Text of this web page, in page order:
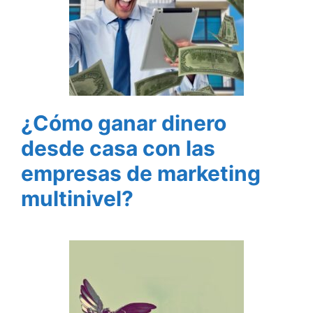
¿Cómo ganar dinero
desde casa con las
empresas de marketing
multinivel?